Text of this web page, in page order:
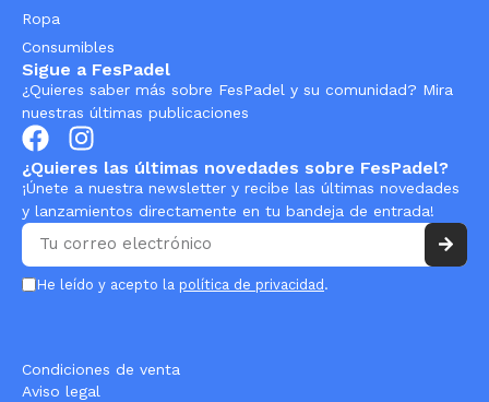
Ropa
Consumibles
Sigue a FesPadel
¿Quieres saber más sobre FesPadel y su comunidad? Mira
nuestras últimas publicaciones
¿Quieres las últimas novedades sobre FesPadel?
¡Únete a nuestra newsletter y recibe las últimas novedades
y lanzamientos directamente en tu bandeja de entrada!
He leído y acepto la política de privacidad.
Condiciones de venta
Aviso legal